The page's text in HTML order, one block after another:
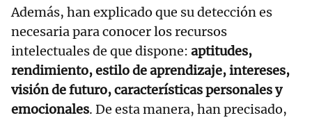
Además, han explicado que su detección es
necesaria para conocer los recursos
intelectuales de que dispone: aptitudes,
rendimiento, estilo de aprendizaje, intereses,
visión de futuro, características personales y
emocionales. De esta manera, han precisado,